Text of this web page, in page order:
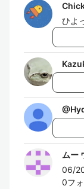
ひよ
@
ムー
06/
0フ